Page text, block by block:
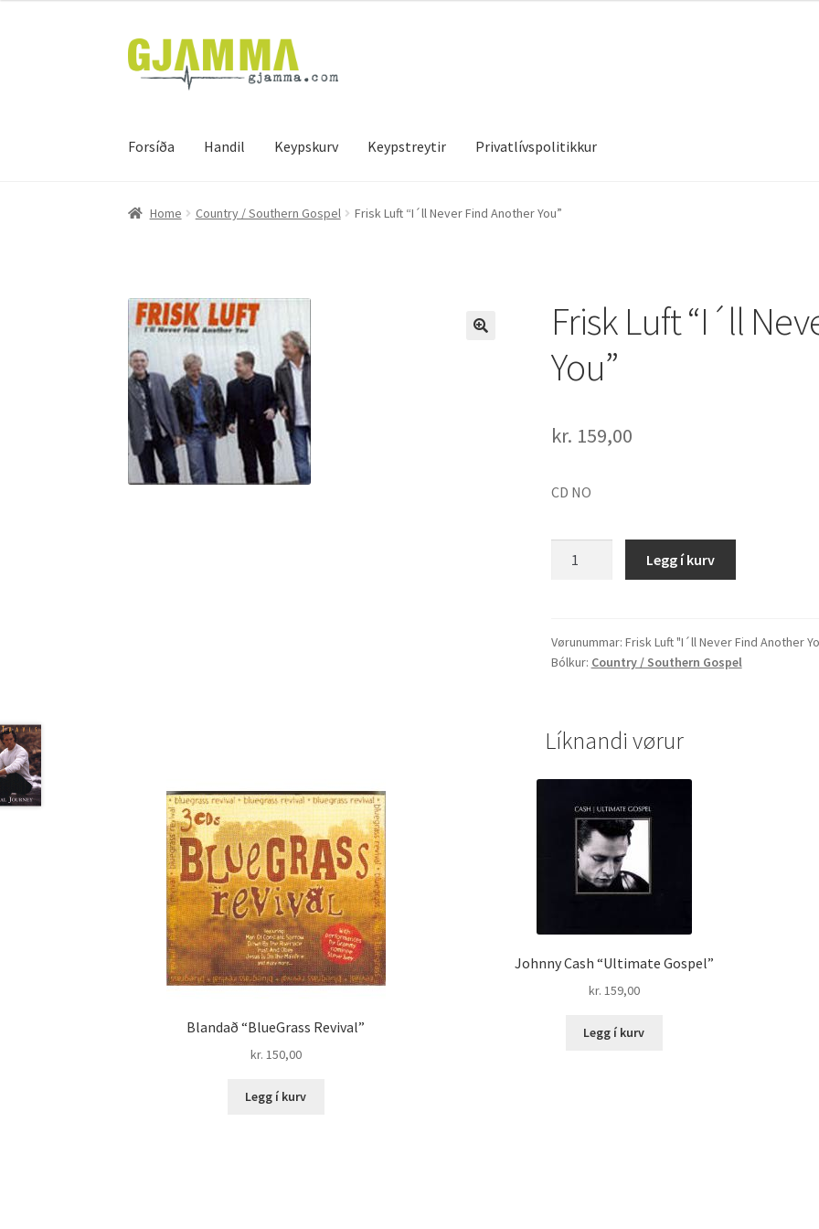
Skip
to
navigation
Skip
to
Forsíða Handil Keypskurv Keypstreytir Privatlívspolitikkur
Heim Handil Keypskurv Kassi Mín brúkari Keypstreytir Privatlívspolitikkur
Home Country / Southern Gospel Frisk Luft “I´ll Never Find Another You”
Frisk Luft “I´ll
You”
kr. 159,00
CD NO
Never
Find
quantity
Legg í kurv
Vørunummar: Frisk Luft "I´ll Never Find Another
Bólkur: Country / Southern Gospel
Líknandi vørur
Blandað “BlueGrass Revival”
kr. 150,00
Legg í kurv
Johnny Cash “Ultimate Gospel”
kr. 159,00
Legg í kurv